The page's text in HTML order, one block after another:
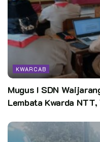
KWARCAB
Mugus I SDN
Lembata Kwarda